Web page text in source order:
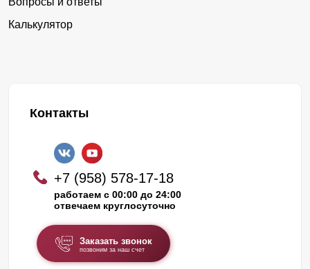
Калькулятор
Контакты
+7 (958) 578-17-18
работаем с 00:00 до 24:00
отвечаем круглосуточно
Заказать звонок
позвоним за наш счет